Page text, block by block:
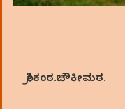
ಶ್ರೀಕಂಠ.ಚೌಕೀಮಠ.